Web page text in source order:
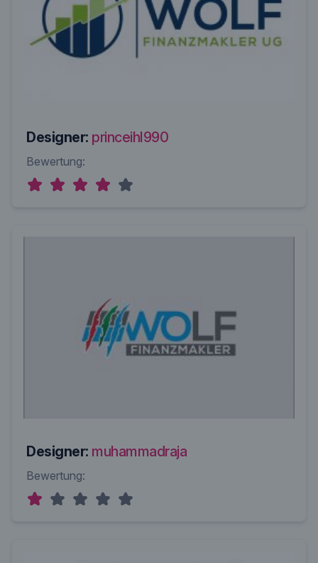
Designer: princeihl990
Bewertung:
Designer: muhammadraja
Bewertung: